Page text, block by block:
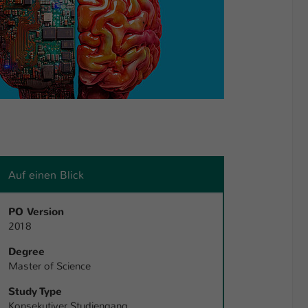
Auf einen Blick
PO Version
2018
Degree
Master of Science
Study Type